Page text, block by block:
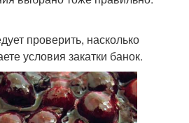
проверить, насколько
условия закатки банок.